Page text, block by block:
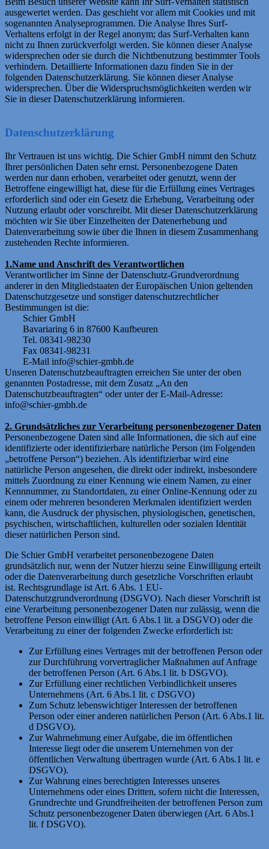
ausgewertet werden. Das geschieht vor allem mit Cookies und mit
sogenannten Analyseprogrammen. Die Analyse Ihres Surf-
Verhaltens erfolgt in der Regel anonym; das Surf-Verhalten kann
nicht zu Ihnen zurückverfolgt werden. Sie können dieser Analyse
widersprechen oder sie durch die Nichtbenutzung bestimmter Tools
verhindern. Detaillierte Informationen dazu finden Sie in der
folgenden Datenschutzerklärung. Sie können dieser Analyse
widersprechen. Über die Widerspruchsmöglichkeiten werden wir
Sie in dieser Datenschutzerklärung informieren.
Datenschutzerklärung
Ihr Vertrauen ist uns wichtig. Die Schier GmbH nimmt den Schutz
Ihrer persönlichen Daten sehr ernst. Personenbezogene Daten
werden nur dann erhoben, verarbeitet oder genutzt, wenn der
Betroffene eingewilligt hat, diese für die Erfüllung eines Vertrages
erforderlich sind oder ein Gesetz die Erhebung, Verarbeitung oder
Nutzung erlaubt oder vorschreibt. Mit dieser Datenschutzerklärung
möchten wir Sie über Einzelheiten der Datenerhebung und
Datenverarbeitung sowie über die Ihnen in diesem Zusammenhang
zustehenden Rechte informieren.
1.Name und Anschrift des Verantwortlichen
Verantwortlicher im Sinne der Datenschutz-Grundverordnung
anderer in den Mitgliedstaaten der Europäischen Union geltenden
Datenschutzgesetze und sonstiger datenschutzrechtlicher
Bestimmungen ist die:
Schier GmbH
Bavariaring 6 in 87600 Kaufbeuren
Tel. 08341-98230
Fax 08341-98231
E-Mail info@schier-gmbh.de
Unseren Datenschutzbeauftragten erreichen Sie unter der oben
genannten Postadresse, mit dem Zusatz „An den
Datenschutzbeauftragten“ oder unter der E-Mail-Adresse:
info@schier-gmbh.de
2. Grundsätzliches zur Verarbeitung personenbezogener Daten
Personenbezogene Daten sind alle Informationen, die sich auf eine
identifizierte oder identifizierbare natürliche Person (im Folgenden
„betroffene Person“) beziehen. Als identifizierbar wird eine
natürliche Person angesehen, die direkt oder indirekt, insbesondere
mittels Zuordnung zu einer Kennung wie einem Namen, zu einer
Kennnummer, zu Standortdaten, zu einer Online-Kennung oder zu
einem oder mehreren besonderen Merkmalen identifiziert werden
kann, die Ausdruck der physischen, physiologischen, genetischen,
psychischen, wirtschaftlichen, kulturellen oder sozialen Identität
dieser natürlichen Person sind.
Die Schier GmbH verarbeitet personenbezogene Daten
grundsätzlich nur, wenn der Nutzer hierzu seine Einwilligung erteilt
oder die Datenverarbeitung durch gesetzliche Vorschriften erlaubt
ist. Rechtsgrundlage ist Art. 6 Abs. 1 EU-
Datenschutzgrundverordnung (DSGVO). Nach dieser Vorschrift ist
eine Verarbeitung personenbezogener Daten nur zulässig, wenn die
betroffene Person einwilligt (Art. 6 Abs.1 lit. a DSGVO) oder die
Verarbeitung zu einer der folgenden Zwecke erforderlich ist:
Zur Erfüllung eines Vertrages mit der betroffenen Person oder
zur Durchführung vorvertraglicher Maßnahmen auf Anfrage
der betroffenen Person (Art. 6 Abs.1 lit. b DSGVO).
Zur Erfüllung einer rechtlichen Verbindlichkeit unseres
Unternehmens (Art. 6 Abs.1 lit. c DSGVO)
Zum Schutz lebenswichtiger Interessen der betroffenen
Person oder einer anderen natürlichen Person (Art. 6 Abs.1 lit.
d DSGVO).
Zur Wahrnehmung einer Aufgabe, die im öffentlichen
Interesse liegt oder die unserem Unternehmen von der
öffentlichen Verwaltung übertragen wurde (Art. 6 Abs.1 lit. e
DSGVO).
Zur Wahrung eines berechtigten Interesses unseres
Unternehmens oder eines Dritten, sofern nicht die Interessen,
Grundrechte und Grundfreiheiten der betroffenen Person zum
Schutz personenbezogener Daten überwiegen (Art. 6 Abs.1
lit. f DSGVO).